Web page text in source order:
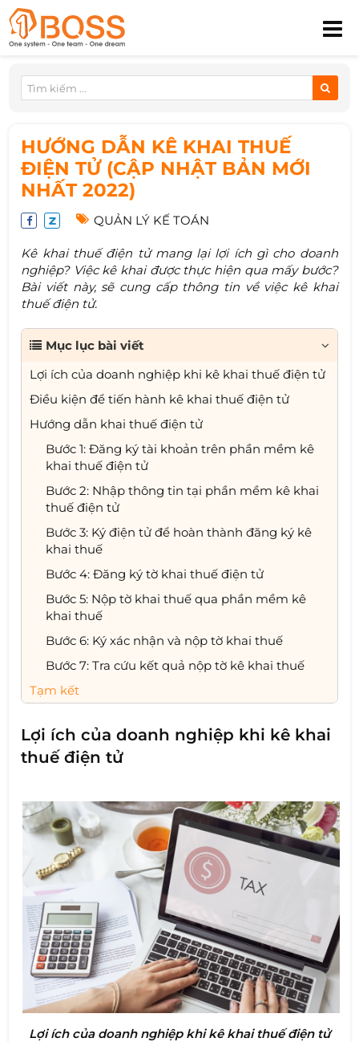
HƯỚNG DẪN KÊ KHAI THUẾ
ĐIỆN TỬ (CẬP NHẬT BẢN MỚI
NHẤT 2022)
QUẢN LÝ KẾ TOÁN
Kê khai thuế điện tử mang lại lợi ích gì cho doanh
nghiệp? Việc kê khai được thực hiện qua mấy bước?
Bài viết này, sẽ cung cấp thông tin về việc kê khai
thuế điện tử.
Mục lục bài viết
Lợi ích của doanh nghiệp khi kê khai thuế điện tử
Điều kiện để tiến hành kê khai thuế điện tử
Hướng dẫn khai thuế điện tử
Bước 1: Đăng ký tài khoản trên phần mềm kê
khai thuế điện tử
Bước 2: Nhập thông tin tại phần mềm kê khai
thuế điện tử
Bước 3: Ký điện tử để hoàn thành đăng ký kê
khai thuế
Bước 4: Đăng ký tờ khai thuế điện tử
Bước 5: Nộp tờ khai thuế qua phần mềm kê
khai thuế
Bước 6: Ký xác nhận và nộp tờ khai thuế
Bước 7: Tra cứu kết quả nộp tờ kê khai thuế
Tạm kết
Lợi ích của doanh nghiệp khi kê khai
thuế điện tử
Lợi ích của doanh nghiệp khi kê khai thuế điện tử